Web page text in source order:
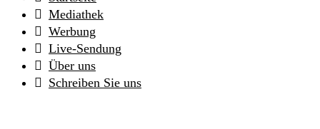
Mediathek
Werbung
Live-Sendung
Über uns
Schreiben Sie uns